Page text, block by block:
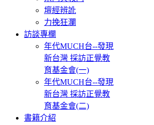
壇經辨訛
力挽狂瀾
訪談專欄
年代MUCH台--發現
新台灣 採訪正覺教
育基金會(一)
年代MUCH台--發現
新台灣 採訪正覺教
育基金會(二)
書籍介紹